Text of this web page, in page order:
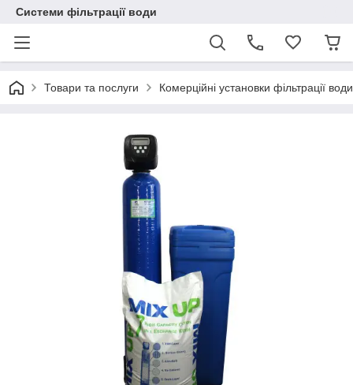
Системи фільтрації води
Товари та послуги Комерційні установки фільтрації води